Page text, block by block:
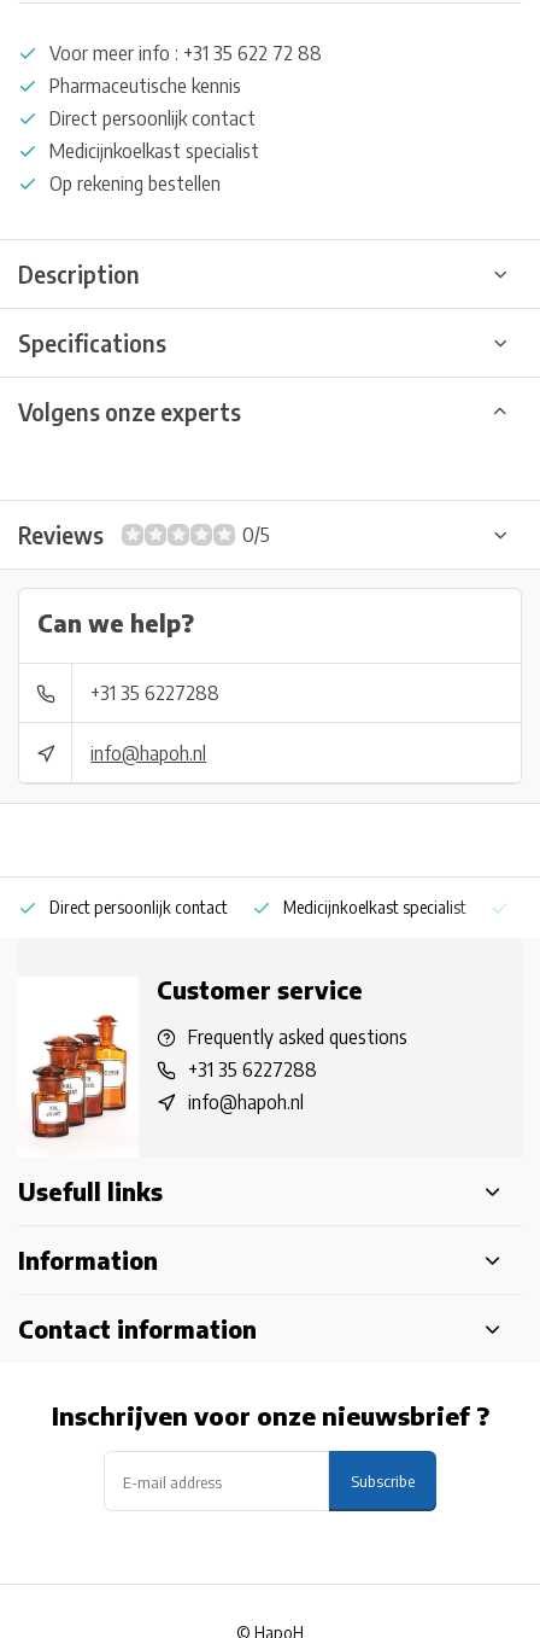
Voor meer info : +31 35 622 72 88
Pharmaceutische kennis
Direct persoonlijk contact
Medicijnkoelkast specialist
Op rekening bestellen
Description
Specifications
Volgens onze experts
Reviews 0/5
Can we help?
+31 35 6227288
info@hapoh.nl
Direct persoonlijk contact Medicijnkoelkast specialist
Customer service
Frequently asked questions
+31 35 6227288
info@hapoh.nl
Usefull links
Information
Contact information
Inschrijven voor onze nieuwsbrief ?
Subscribe
© HapoH